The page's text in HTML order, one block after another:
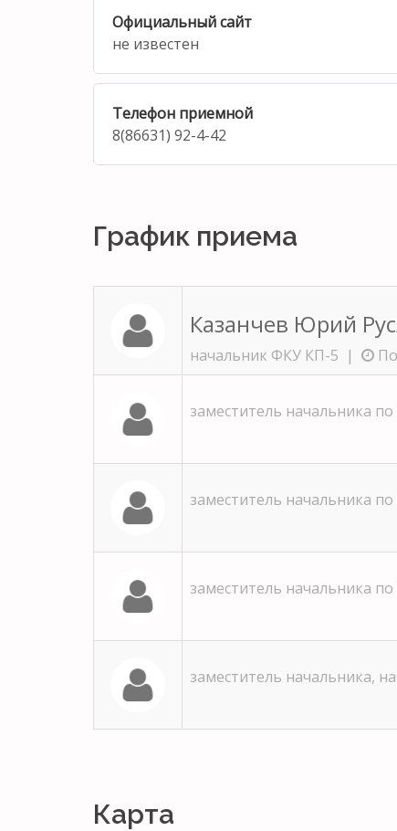
Официальный сайт
не известен
Телефон приемной
8(86631) 92-4-42
График приема
Казанчев Юрий
начальник ФКУ КП-5 |
заместитель начальника
заместитель начальника
заместитель начальника
заместитель начальника,
Карта